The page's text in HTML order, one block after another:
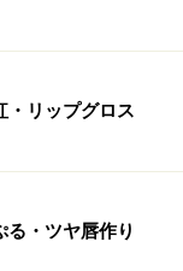
・リップグロス
る・ツヤ唇作り